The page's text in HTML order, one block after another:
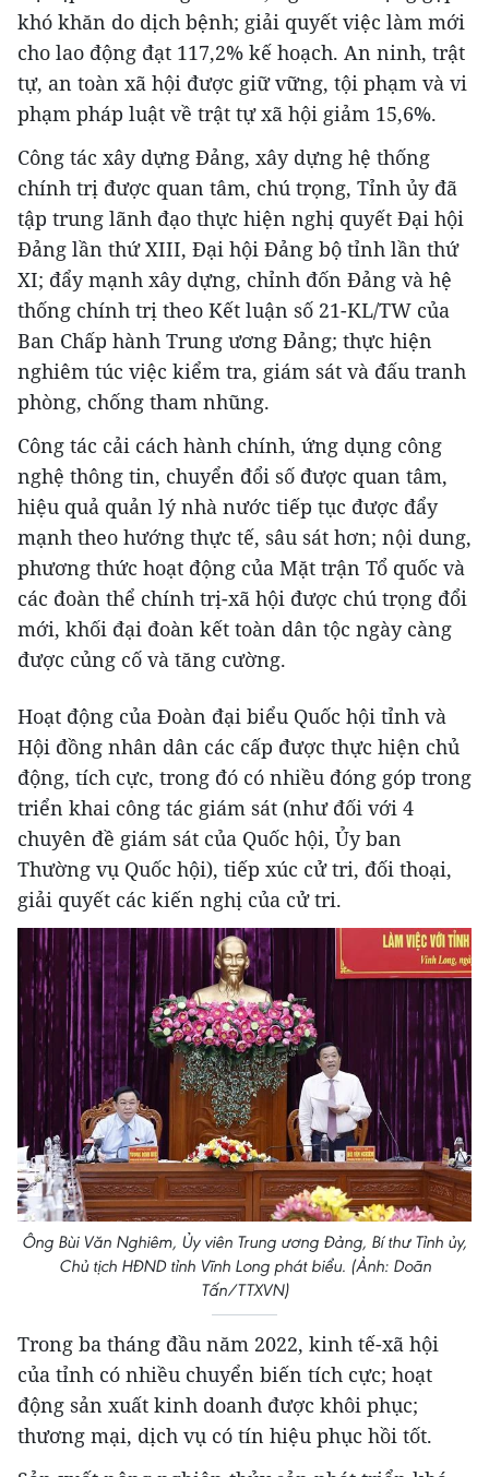
khó khăn do dịch bệnh; giải quyết việc làm mới
cho lao động đạt 117,2% kế hoạch. An ninh, trật
tự, an toàn xã hội được giữ vững, tội phạm và vi
phạm pháp luật về trật tự xã hội giảm 15,6%.
Công tác xây dựng Đảng, xây dựng hệ thống
chính trị được quan tâm, chú trọng, Tỉnh ủy đã
tập trung lãnh đạo thực hiện nghị quyết Đại hội
Đảng lần thứ XIII, Đại hội Đảng bộ tỉnh lần thứ
XI; đẩy mạnh xây dựng, chỉnh đốn Đảng và hệ
thống chính trị theo Kết luận số 21-KL/TW của
Ban Chấp hành Trung ương Đảng; thực hiện
nghiêm túc việc kiểm tra, giám sát và đấu tranh
phòng, chống tham nhũng.
Công tác cải cách hành chính, ứng dụng công
nghệ thông tin, chuyển đổi số được quan tâm,
hiệu quả quản lý nhà nước tiếp tục được đẩy
mạnh theo hướng thực tế, sâu sát hơn; nội dung,
phương thức hoạt động của Mặt trận Tổ quốc và
các đoàn thể chính trị-xã hội được chú trọng đổi
mới, khối đại đoàn kết toàn dân tộc ngày càng
được củng cố và tăng cường.
Hoạt động của Đoàn đại biểu Quốc hội tỉnh và
Hội đồng nhân dân các cấp được thực hiện chủ
động, tích cực, trong đó có nhiều đóng góp trong
triển khai công tác giám sát (như đối với 4
chuyên đề giám sát của Quốc hội, Ủy ban
Thường vụ Quốc hội), tiếp xúc cử tri, đối thoại,
giải quyết các kiến nghị của cử tri.
Ông Bùi Văn Nghiêm, Ủy viên Trung ương Đảng, Bí thư Tỉnh ủy,
Chủ tịch HĐND tỉnh Vĩnh Long phát biểu. (Ảnh: Doãn
Tấn/TTXVN)
Trong ba tháng đầu năm 2022, kinh tế-xã hội
của tỉnh có nhiều chuyển biến tích cực; hoạt
động sản xuất kinh doanh được khôi phục;
thương mại, dịch vụ có tín hiệu phục hồi tốt.